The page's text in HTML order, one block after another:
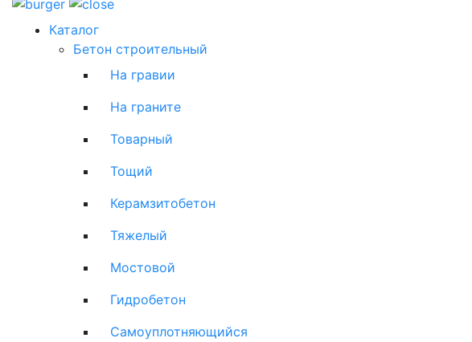
Каталог
Бетон строительный
На гравии
На граните
Товарный
Тощий
Керамзитобетон
Тяжелый
Мостовой
Гидробетон
Самоуплотняющийся